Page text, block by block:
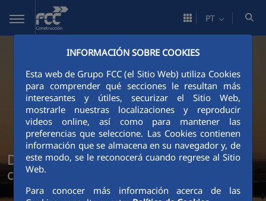
Pular para o Conteúdo principal
INFORMACIÓN SOBRE COOKIES
Esta web de Grupo FCC (el Sitio Web) utiliza Cookies
para comprender qué secciones le resultan más
interesantes y útiles, securizar el Sitio Web,
mostrarle nuestras localizaciones y reproducir
videos online, así como para mantener las
preferencias que seleccione. Las Cookies contienen
información que se almacena en su navegador y, de
este modo, se le reconocerá cuando regrese al Sitio
Web.
Para conocer más información acerca de las
PT
De resíduo a recurso: economia
circular na FCC Construcción